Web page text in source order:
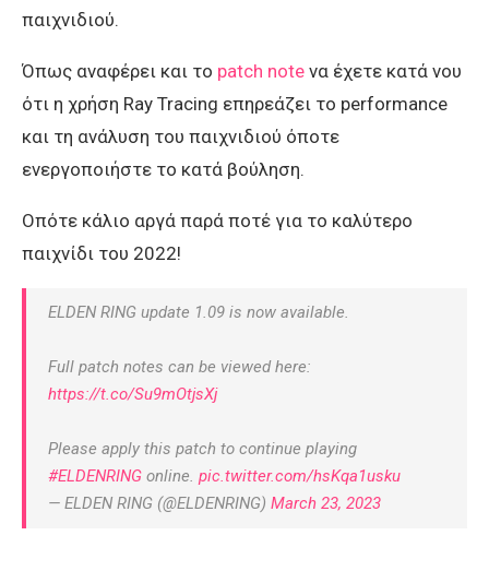
παιχνιδιού.
Όπως αναφέρει και το patch note να έχετε κατά νου
ότι η χρήση Ray Tracing επηρεάζει το performance
και τη ανάλυση του παιχνιδιού όποτε
ενεργοποιήστε το κατά βούληση.
Οπότε κάλιο αργά παρά ποτέ για το καλύτερο
παιχνίδι του 2022!
ELDEN RING update 1.09 is now available.
Full patch notes can be viewed here:
https://t.co/Su9mOtjsXj
Please apply this patch to continue playing
#ELDENRING online. pic.twitter.com/hsKqa1usku
— ELDEN RING (@ELDENRING) March 23, 2023